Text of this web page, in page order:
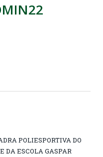
POLIESPORTIVA DO
DA ESCOLA GASPAR